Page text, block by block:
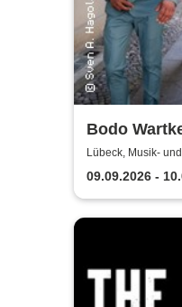
Bodo
guter
Lübeck, Musik-
09.09.2026 -